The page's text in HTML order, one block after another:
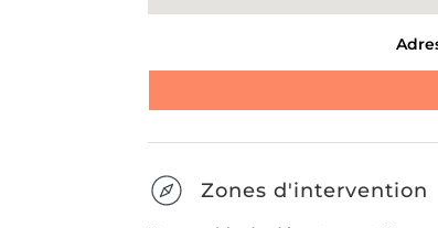
Zones d'intervention
ENLÈVEMENT
LIVRAISON ET
Envoyer la